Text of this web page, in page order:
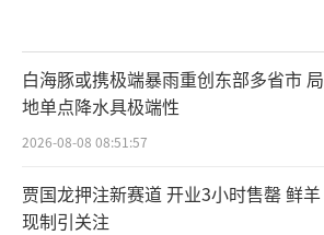
白海豚或携极端暴雨重创东部多省市 局
地单点降水具极端性
2026-08-08 08:51:57
贾国龙押注新赛道 开业3小时售罄 鲜羊
现制引关注